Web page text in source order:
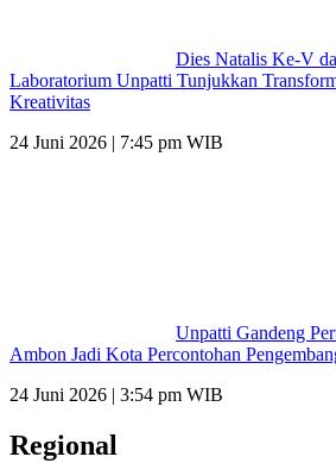
Dies Natalis Ke-V
Laboratorium Unpatti Tunjukkan
Kreativitas
24 Juni 2026 | 7:45 pm WIB
Unpatti Gandeng
Ambon Jadi Kota Percontohan
24 Juni 2026 | 3:54 pm WIB
Regional